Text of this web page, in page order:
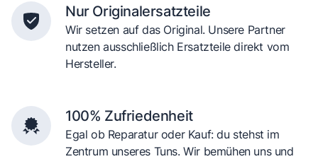
Nur Originalersatzteile
Wir setzen auf das Original. Unsere Partner
nutzen ausschließlich Ersatzteile direkt vom
Hersteller.
100% Zufriedenheit
Egal ob Reparatur oder Kauf: du stehst im
Zentrum unseres Tuns. Wir bemühen uns und